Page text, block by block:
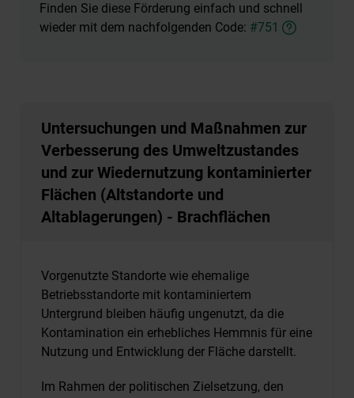
Finden Sie diese Förderung einfach und schnell
wieder mit dem nachfolgenden Code: #751
Untersuchungen und Maßnahmen zur
Verbesserung des Umweltzustandes
und zur Wiedernutzung kontaminierter
Flächen (Altstandorte und
Altablagerungen) - Brachflächen
Vorgenutzte Standorte wie ehemalige
Betriebsstandorte mit kontaminiertem
Untergrund bleiben häufig ungenutzt, da die
Kontamination ein erhebliches Hemmnis für eine
Nutzung und Entwicklung der Fläche darstellt.
Im Rahmen der politischen Zielsetzung, den